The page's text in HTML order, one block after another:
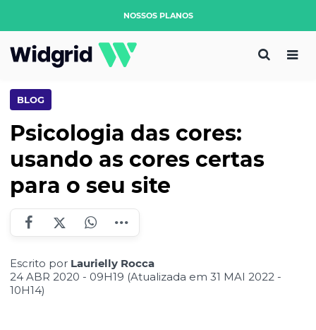
NOSSOS PLANOS
BLOG
Psicologia das cores:
usando as cores certas
para o seu site
Escrito por Laurielly Rocca
24 ABR 2020 - 09H19 (Atualizada em 31 MAI 2022 -
10H14)